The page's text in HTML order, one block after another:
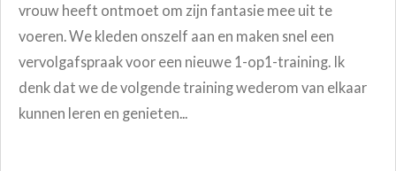
vrouw heeft ontmoet om zijn fantasie mee uit te
voeren. We kleden onszelf aan en maken snel een
vervolgafspraak voor een nieuwe 1-op1-training. Ik
denk dat we de volgende training wederom van elkaar
kunnen leren en genieten...